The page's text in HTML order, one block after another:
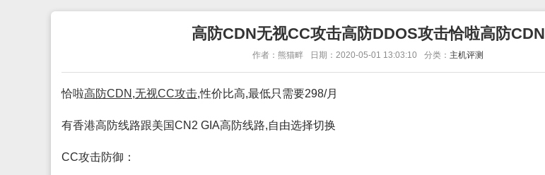
高防CDN无视CC攻击高防DDOS攻击恰啦高防CDN
作者：熊猫畔 日期：2020-05-01 13:03:10 分类： 主机评测
恰啦高防CDN ,无视CC攻击,性价比高,最低只需要298/月
有香港高防线路跟美国CN2 GIA高防线路,自由选择切换
CC攻击防御：